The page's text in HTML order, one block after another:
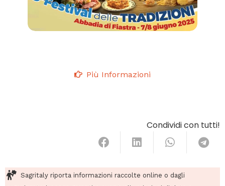
Più Informazioni
Condividi con tutti!
Sagritaly riporta informazioni raccolte online o dagli